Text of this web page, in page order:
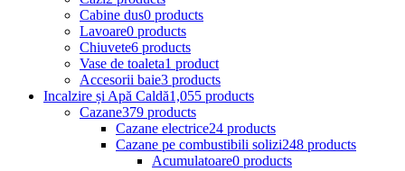
Cabine dus0 products
Lavoare0 products
Chiuvete6 products
Vase de toaleta1 product
Accesorii baie3 products
Incalzire și Apă Caldă1,055 products
Cazane379 products
Cazane electrice24 products
Cazane pe combustibili solizi248 products
Acumulatoare0 products